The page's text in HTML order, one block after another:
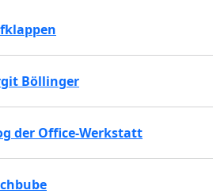
Böllinger
der Office-Werkstatt